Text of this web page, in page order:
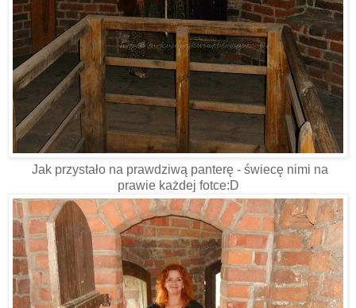
Jak przystało na prawdziwą panterę - świecę nimi na
prawie każdej fotce:D